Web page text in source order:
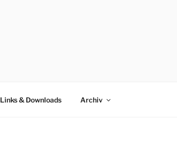
Links & Downloads Archiv